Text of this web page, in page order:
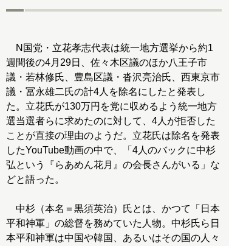
N国党・立花孝志代表は統一地方選挙から約1
週間後の4月29日、佐々木区議のほか八王子市
議・若林修氏、豊島区議・沓沢亮治氏、西東京市
議・冨永雄二氏の計4人を除名にしたと発表し
た。立花氏が130万円を党に収めるよう統一地方
選当選者らに求めたのに対して、4人が拒否した
ことが直接の理由のようだ。立花氏は除名を発表
したYouTube動画の中で、「4人のバックに中杉
弘という『らあめん花月』の会長さんがいる」な
どと語った。
中杉（本名＝黒須英治）氏とは、かつて「日本
平和神軍」の総督を務めていた人物。中杉氏ら日
本平和神軍は中国や韓国、あるいはその国の人々